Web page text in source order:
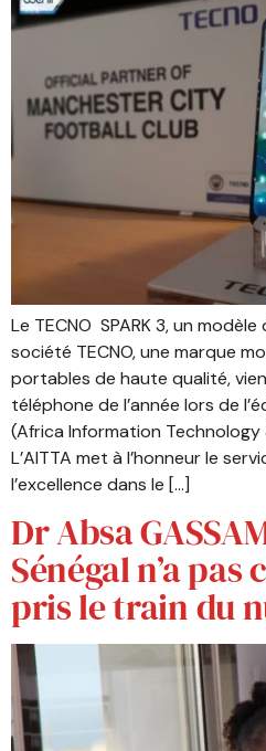
Le TECNO SPARK 3, un
société TECNO, une marque
portables de haute qualité,
téléphone de l’année lors de
(Africa Information Technology
L’AITTA met à l’honneur le
l’excellence dans le […]
Dr Absa
Sénégal n’a
pris le train du